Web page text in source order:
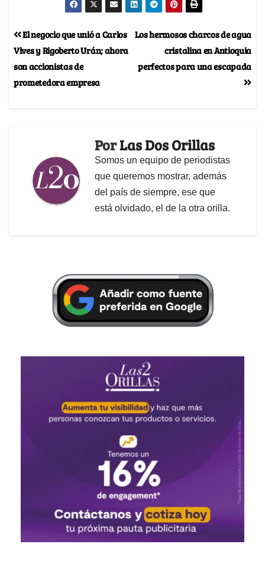
Los hermosos charcos de agua
cristalina en Antioquia
perfectos para una escapada
El negocio que unió a Carlos
Vives y Rigoberto Urán; ahora
son accionistas de
prometedora empresa
PorLas Dos Orillas
Somos un equipo de periodistas
que queremos mostrar, además
del país de siempre, ese que
está olvidado, el de la otra orilla.